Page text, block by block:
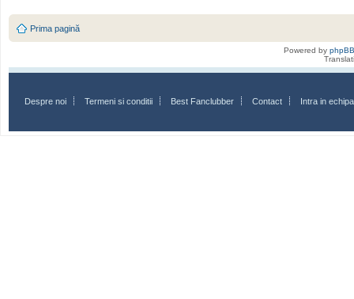
Prima pagină
Powered by phpBB
Despre noi Termeni si conditii Best Fanclubber Contact Intra in